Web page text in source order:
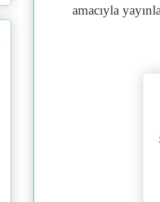
amacıyla